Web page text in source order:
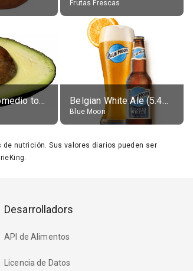
Frutas Frescas
Aguacate, promedio todos variedades, crudo Belgian White Ale (5.4% alc.)
Blue Moon
nutrición. Sus valores diarios pueden ser
Desarrolladors
API de Alimentos
Licencia de Datos